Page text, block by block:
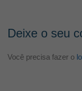
Deixe o seu
Você precisa fazer o